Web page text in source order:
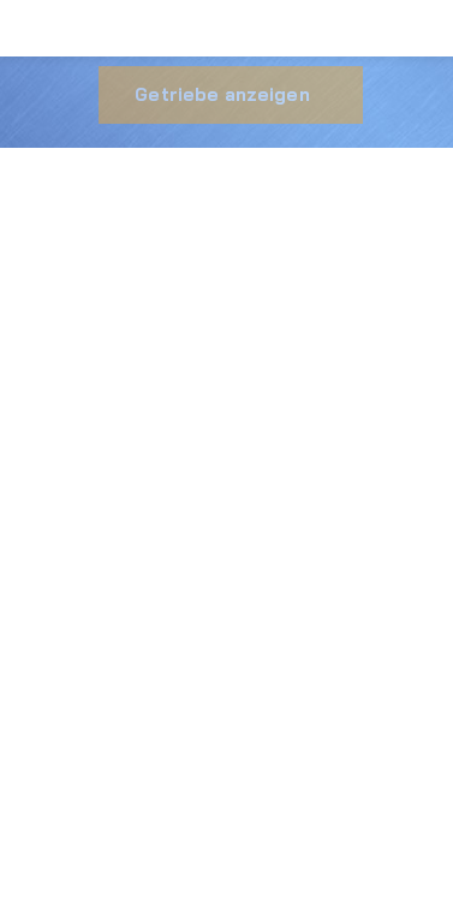
Getriebe anzeigen